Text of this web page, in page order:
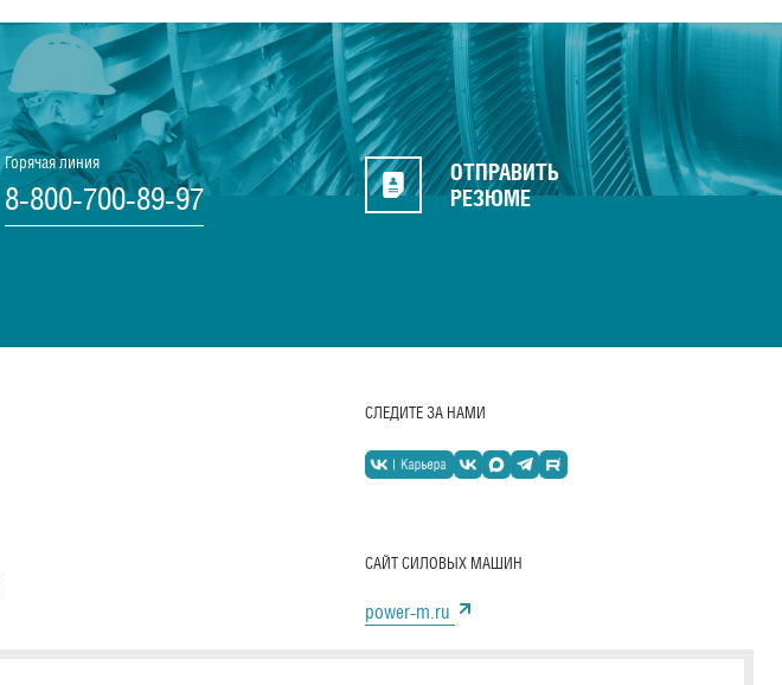
Горячая линия
8-800-700-89-97
ОТПРАВИТЬ
РЕЗЮМЕ
СЛЕДИТЕ ЗА НАМИ
САЙТ СИЛОВЫХ МАШИН
power-m.ru